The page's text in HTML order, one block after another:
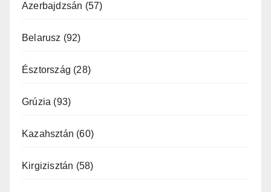
Azerbajdzsán (57)
Belarusz (92)
Észtország (28)
Grúzia (93)
Kazahsztán (60)
Kirgizisztán (58)